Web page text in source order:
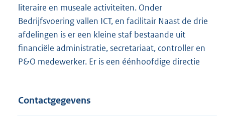
literaire en museale activiteiten. Onder
Bedrijfsvoering vallen ICT, en facilitair Naast de drie
afdelingen is er een kleine staf bestaande uit
financiële administratie, secretariaat, controller en
P&O medewerker. Er is een éénhoofdige directie
Contactgegevens